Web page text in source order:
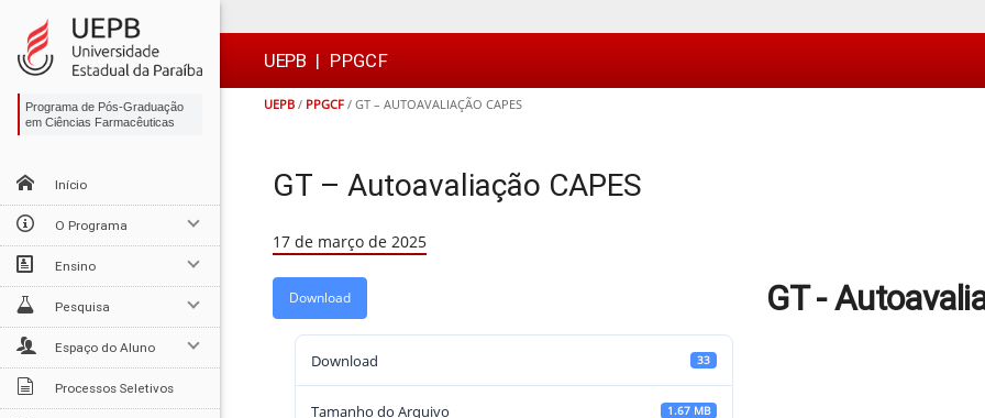
para
conteúdo
para
menu
para
busca
para
rodapé
 UEPB | PPGCF
UEPB / PPGCF / GT – AUTOAVALIAÇÃO CAPES
Programa de Pós-Graduação
em Ciências Farmacêuticas
Início
O Programa
Ensino
Pesquisa
Espaço do Aluno
Processos Seletivos
GT – Autoavaliação CAPES
17 de março de 2025
Download
Download 33
Tamanho do Arquivo 1.67 MB
GT -